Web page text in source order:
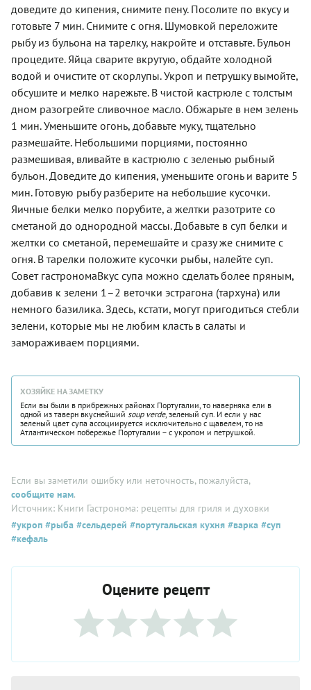
доведите до кипения, снимите пену. Посолите по вкусу и
готовьте 7 мин. Снимите с огня. Шумовкой переложите
рыбу из бульона на тарелку, накройте и отставьте. Бульон
процедите. Яйца сварите вкрутую, обдайте холодной
водой и очистите от скорлупы. Укроп и петрушку вымойте,
обсушите и мелко нарежьте. В чистой кастрюле с толстым
дном разогрейте сливочное масло. Обжарьте в нем зелень
1 мин. Уменьшите огонь, добавьте муку, тщательно
размешайте. Небольшими порциями, постоянно
размешивая, вливайте в кастрюлю с зеленью рыбный
бульон. Доведите до кипения, уменьшите огонь и варите 5
мин. Готовую рыбу разберите на небольшие кусочки.
Яичные белки мелко порубите, а желтки разотрите со
сметаной до однородной массы. Добавьте в суп белки и
желтки со сметаной, перемешайте и сразу же снимите с
огня. В тарелки положите кусочки рыбы, налейте суп.
Совет гастрономаВкус супа можно сделать более пряным,
добавив к зелени 1–2 веточки эстрагона (тархуна) или
немного базилика. Здесь, кстати, могут пригодиться стебли
зелени, которые мы не любим класть в салаты и
замораживаем порциями.
ХОЗЯЙКЕ НА ЗАМЕТКУ
Если вы были в прибрежных районах Португалии, то наверняка ели в
одной из таверн вкуснейший soup verde, зеленый суп. И если у нас
зеленый цвет супа ассоциируется исключительно с щавелем, то на
Атлантическом побережье Португалии – с укропом и петрушкой.
Если вы заметили ошибку или неточность, пожалуйста,
сообщите нам.
Источник: Книги Гастронома: рецепты для гриля и духовки
#укроп #рыба #сельдерей #португальская кухня #варка #суп
#кефаль
Оцените рецепт